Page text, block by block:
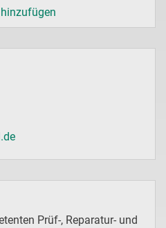
Prüf-, Reparatur- und